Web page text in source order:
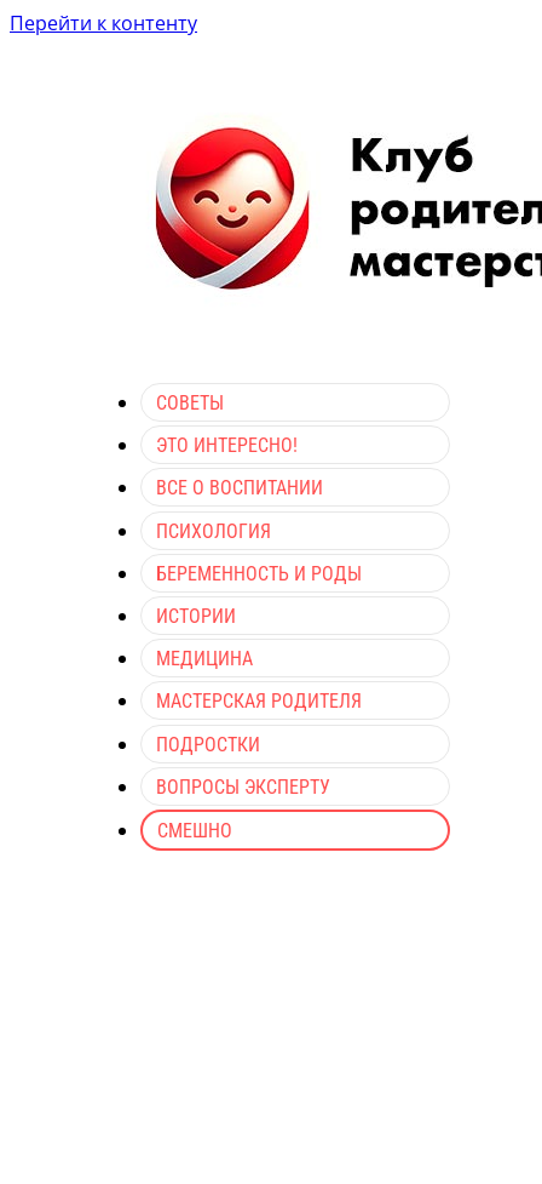
Перейти к контенту
СОВЕТЫ
ЭТО ИНТЕРЕСНО!
ВСЕ О ВОСПИТАНИИ
ПСИХОЛОГИЯ
БЕРЕМЕННОСТЬ И РОДЫ
ИСТОРИИ
МЕДИЦИНА
МАСТЕРСКАЯ РОДИТЕЛЯ
ПОДРОСТКИ
ВОПРОСЫ ЭКСПЕРТУ
СМЕШНО